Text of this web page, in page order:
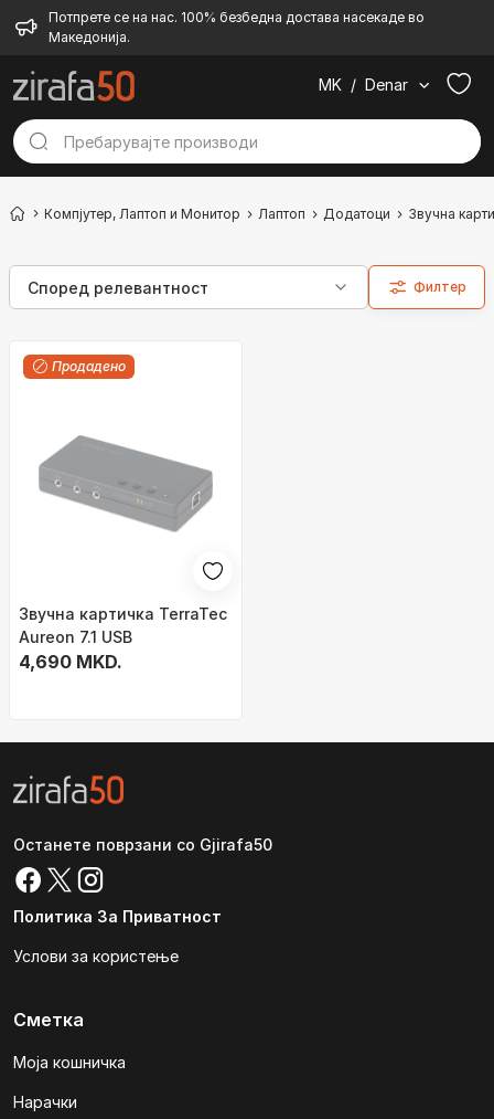
Потпрете се на нас. 100% безбедна достава насекаде во
Македонија.
MK / Denar
Компјутер, Лаптоп и Монитор Лаптоп Додатоци Звучна
Филтер
Продадено
Звучна картичка TerraTec
Aureon 7.1 USB
4,690 MKD.
Останете поврзани со Gjirafa50
Политика За Приватност
Услови за користење
Сметка
Моја кошничка
Нарачки